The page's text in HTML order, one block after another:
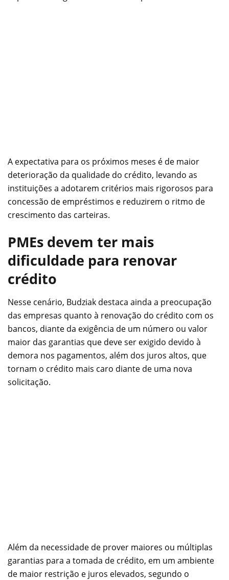
A expectativa para os próximos meses é de maior
deterioração da qualidade do crédito, levando as
instituições a adotarem critérios mais rigorosos para
concessão de empréstimos e reduzirem o ritmo de
crescimento das carteiras.
PMEs devem ter mais
dificuldade para renovar
crédito
Nesse cenário, Budziak destaca ainda a preocupação
das empresas quanto à renovação do crédito com os
bancos, diante da exigência de um número ou valor
maior das garantias que deve ser exigido devido à
demora nos pagamentos, além dos juros altos, que
tornam o crédito mais caro diante de uma nova
solicitação.
Além da necessidade de prover maiores ou múltiplas
garantias para a tomada de crédito, em um ambiente
de maior restrição e juros elevados, segundo o